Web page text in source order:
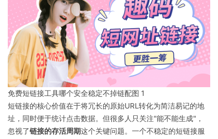
免费短链接工具哪个安全稳定不掉链配图 1
短链接的核心价值在于将冗长的原始URL转化为简洁易记的地
址，同时便于统计点击数据。但很多人只关注"能不能生成"，
忽视了链接的存活周期这个关键问题。一个不稳定的短链接服